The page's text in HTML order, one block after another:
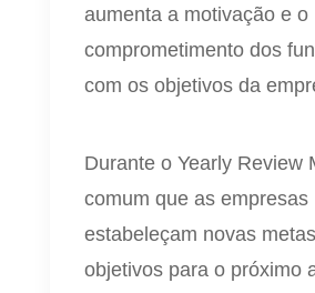
aumenta a motivação e o
comprometimento dos
com os objetivos da
Durante o Yearly Review
comum que as empresas
estabeleçam novas
objetivos para o próximo